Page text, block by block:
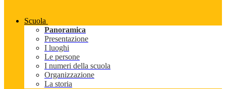
Scuola
Panoramica
Presentazione
I luoghi
Le persone
I numeri della scuola
Organizzazione
La storia